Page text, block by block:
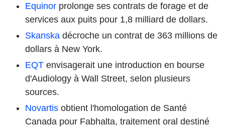
Equinor prolonge ses contrats de forage et de
services aux puits pour 1,8 milliard de dollars.
Skanska décroche un contrat de 363 millions de
dollars à New York.
EQT envisagerait une introduction en bourse
d'Audiology à Wall Street, selon plusieurs
sources.
Novartis obtient l'homologation de Santé
Canada pour Fabhalta, traitement oral destiné